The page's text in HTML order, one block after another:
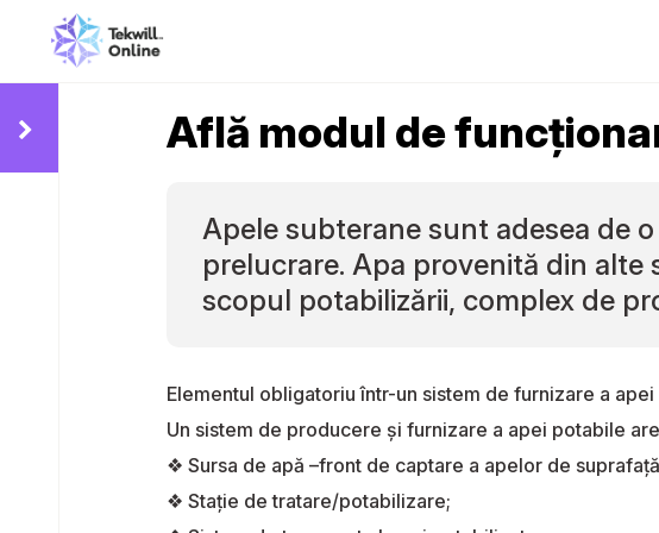
Află modul de
Apele subterane sunt adesea de
prelucrare. Apa provenită din
scopul potabilizării, complex de
Elementul obligatoriu într-un sistem de furnizare a
Un sistem de producere și furnizare a apei potabile
❖ Sursa de apă –front de captare a apelor de
❖ Stație de tratare/potabilizare;